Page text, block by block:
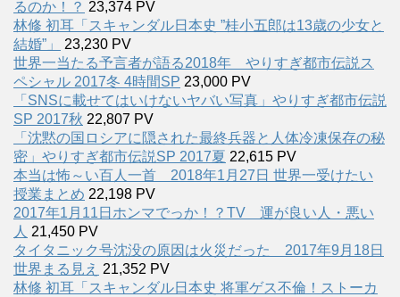
るのか！？ 23,374 PV
林修 初耳「スキャンダル日本史 ”桂小五郎は13歳の少女と
結婚”」
23,230 PV
世界一当たる予言者が語る2018年 やりすぎ都市伝説ス
ペシャル 2017冬 4時間SP 23,000 PV
「SNSに載せてはいけないヤバい写真」やりすぎ都市伝説
SP 2017秋 22,807 PV
「沈黙の国ロシアに隠された最終兵器と人体冷凍保存の秘
密」やりすぎ都市伝説SP 2017夏 22,615 PV
本当は怖～い百人一首 2018年1月27日 世界一受けたい
授業まとめ 22,198 PV
2017年1月11日ホンマでっか！？TV 運が良い人・悪い
人 21,450 PV
タイタニック号沈没の原因は火災だった 2017年9月18日
世界まる見え 21,352 PV
林修 初耳「スキャンダル日本史 将軍ゲス不倫！ストーカ